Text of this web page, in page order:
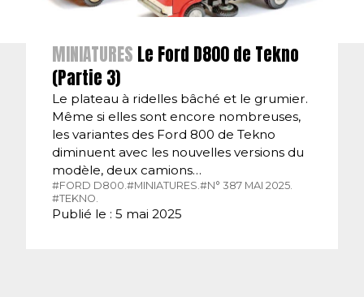
MINIATURES Le Ford D800 de Tekno
(Partie 3)
Le plateau à ridelles bâché et le grumier.
Même si elles sont encore nombreuses,
les variantes des Ford 800 de Tekno
diminuent avec les nouvelles versions du
modèle, deux camions…
#FORD D800.#MINIATURES.#N° 387 MAI 2025.
#TEKNO.
Publié le : 5 mai 2025